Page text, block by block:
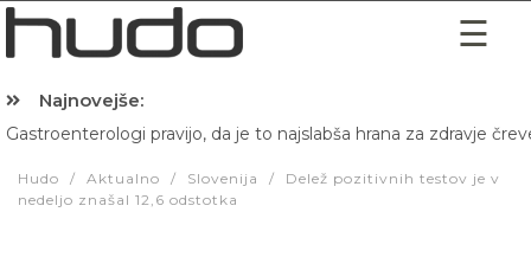
Najnovejše:
Gastroenterologi pravijo, da je to najslabša hrana za zdravje
Hudo / Aktualno / Slovenija /
Delež pozitivnih testov je v
nedeljo znašal 12,6 odstotka